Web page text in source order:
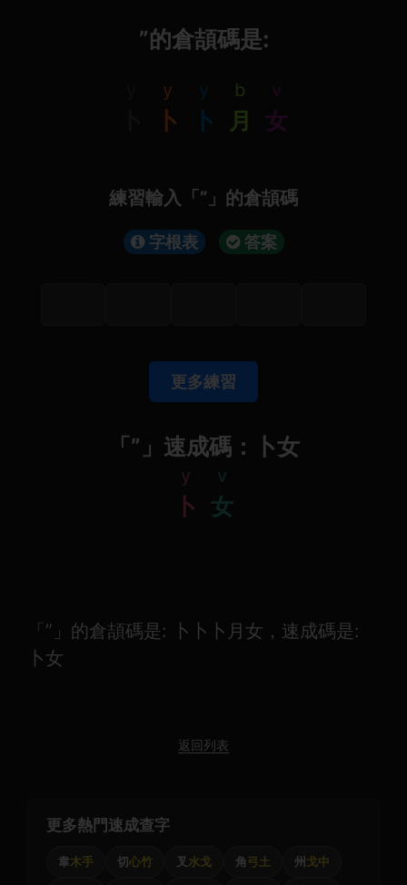
”的倉頡碼是:
y
卜
y
卜
b
月
v
女
練習輸入「”」的倉頡碼
字根表 答案
更多練習
「”」速成碼：卜女
y
卜
v
女
「”」的倉頡碼是: 卜卜卜月女，速成碼是:
卜女
返回列表
更多熱門速成查字
韋木手 切心竹 叉 水戈 角弓土 州 戈中